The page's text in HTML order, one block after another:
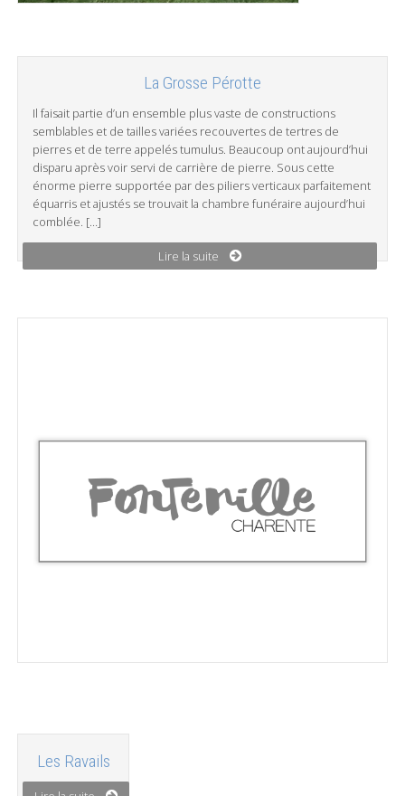
La Grosse Pérotte
Il faisait partie d’un ensemble plus vaste de constructions
semblables et de tailles variées recouvertes de tertres de
pierres et de terre appelés tumulus. Beaucoup ont aujourd’hui
disparu après voir servi de carrière de pierre. Sous cette
énorme pierre supportée par des piliers verticaux parfaitement
équarris et ajustés se trouvait la chambre funéraire aujourd’hui
comblée. […]
Lire la suite
Les Ravails